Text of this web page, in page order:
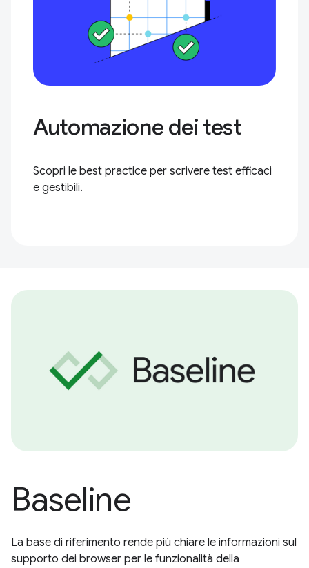
Automazione dei test
Scopri le best practice per scrivere test efficaci
e gestibili.
Baseline
La base di riferimento rende più chiare le informazioni sul
supporto dei browser per le funzionalità della